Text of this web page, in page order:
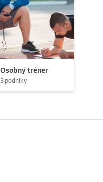
Osobný tréner
3 podniky